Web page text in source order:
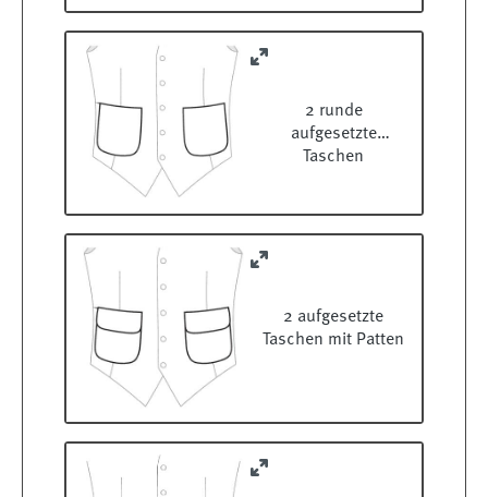
2 runde
aufgesetzte
Taschen
2 aufgesetzte
Taschen mit Patten